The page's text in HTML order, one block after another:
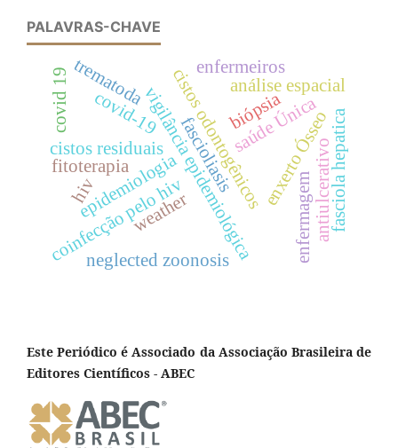
PALAVRAS-CHAVE
saúde Única
epidemiologiavigilância epidemiológicaanálise espacial
cistos residuais cistos odontogênicos
biópsiaenxerto Ósseo
coinfecção pelo hiv
covid-19
fascioliasis fasciola hepatica
trematoda
weather
neglected zoonosis
fitoterapia
enfermagem
enfermeiros
antiulcerativo
covid 19
hiv
Este Periódico é Associado da Associação Brasileira de
Editores Científicos - ABEC